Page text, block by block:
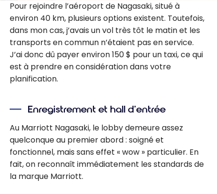
Pour rejoindre l’aéroport de Nagasaki, situé à
environ 40 km, plusieurs options existent. Toutefois,
dans mon cas, j’avais un vol très tôt le matin et les
transports en commun n’étaient pas en service.
J’ai donc dû payer environ 150 $ pour un taxi, ce qui
est à prendre en considération dans votre
planification.
Enregistrement et hall d’entrée
Au Marriott Nagasaki, le lobby demeure assez
quelconque au premier abord : soigné et
fonctionnel, mais sans effet « wow » particulier. En
fait, on reconnaît immédiatement les standards de
la marque Marriott.